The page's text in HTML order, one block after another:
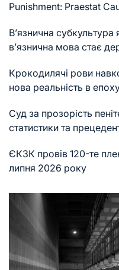
Punishment: Praestat
В’язнична
в’язнична мова стає
Крокодилячі рови
нова реальність в
Суд за прозорість
статистики та
ЄКЗК провів 120-те
липня 2026 року